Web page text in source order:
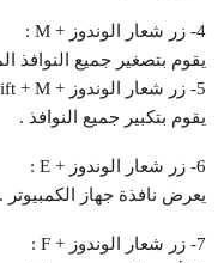
4- زر شعار الوندوز + M :
يقوم بتصغير جميع النوافذ
5- زر شعار الوندوز + Shift + M :
يقوم بتكبير جميع النوافذ .
6- زر شعار الوندوز + E :
يعرض نافذة جهاز الكمبيوتر .
7- زر شعار الوندوز + F :